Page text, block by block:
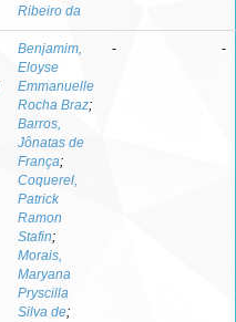
Ribeiro da
Benjamim,
Eloyse
Emmanuelle
Rocha Braz;
Barros,
Jônatas de
França;
Coquerel,
Patrick
Ramon
Stafin;
Morais,
Maryana
Pryscilla
Silva de;
- -